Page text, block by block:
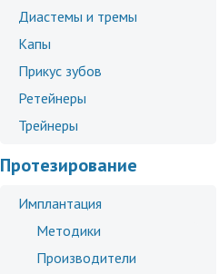
Диастемы и тремы
Капы
Прикус зубов
Ретейнеры
Трейнеры
Протезирование
Имплантация
Методики
Производители